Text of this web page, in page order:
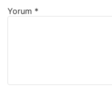
Yorum *